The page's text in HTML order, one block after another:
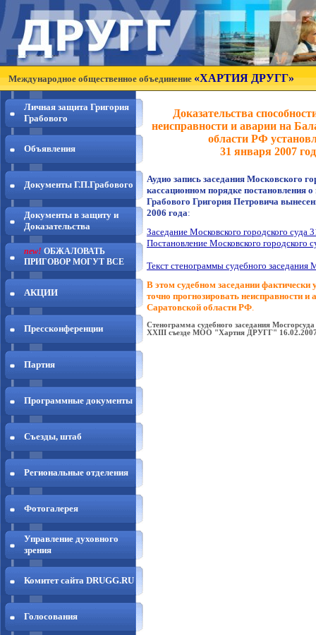
Международное общественное объединение«ХАРТИЯ ДРУГГ»
Личная защита Григория
Грабового
Объявления
Документы Г.П.Грабового
Документы в защиту и
Доказательства
new! ОБЖАЛОВАТЬ
ПРИГОВОР МОГУТ ВСЕ
АКЦИИ
Прессконференции
Партия
Программные документы
Съезды, штаб
Региональные отделения
Фотогалерея
Управление духовного
зрения
Комитет сайта DRUGG.RU
Голосования
Доказательства
неисправности и аварии на
области РФ
31 января 2007
Аудио запись заседания Московского
кассационном порядке постановления
Грабового Григория Петровича
2006 года:
Заседание Московского городского суда
Постановление Московского городского
Текст стенограммы судебного заседания
В этом судебном заседании
точно прогнозировать неисправности
Саратовской области РФ.
Стенограмма судебного заседания
XXIII съезде МОО "Хартия ДРУГГ"